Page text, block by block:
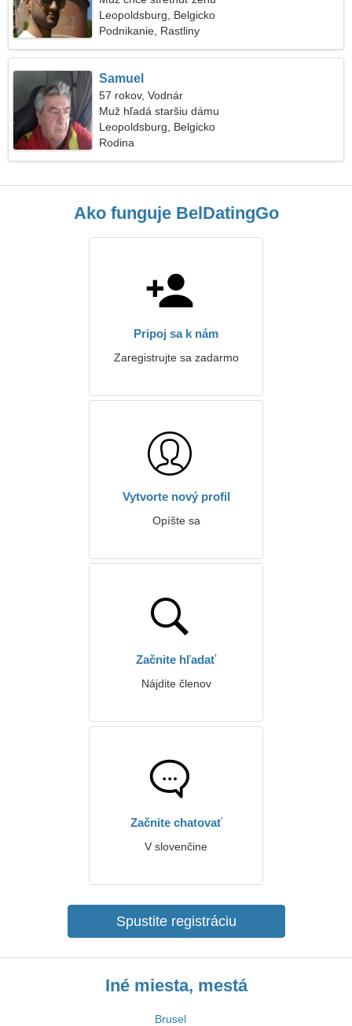
Leopoldsburg, Belgicko
Podnikanie, Rastliny
Samuel
57 rokov, Vodnár
Muž hľadá staršiu dámu
Leopoldsburg, Belgicko
Rodina
Ako funguje BelDatingGo
Pripoj sa k nám
Zaregistrujte sa zadarmo
Vytvorte nový profil
Opíšte sa
Začnite hľadať
Nájdite členov
Začnite chatovať
V slovenčine
Spustite registráciu
Iné miesta, mestá
Brusel